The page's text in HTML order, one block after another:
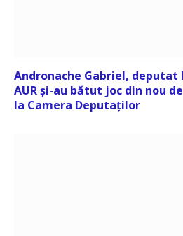
Andronache Gabriel, deputat
AUR și-au bătut joc din nou
la Camera Deputaților